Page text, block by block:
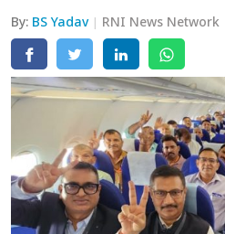
By: BS Yadav RNI News Network
मेरठ
मुरादाबाद
गोरखपुर
रामपुर